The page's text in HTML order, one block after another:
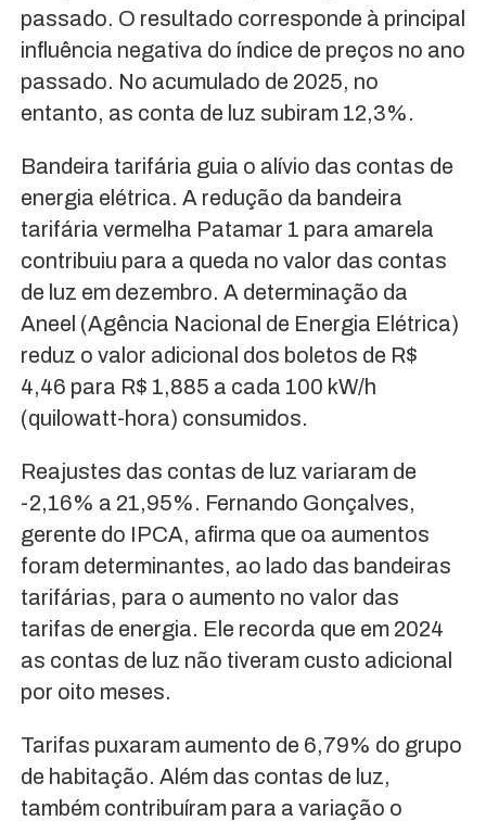
passado. O resultado corresponde à principal
influência negativa do índice de preços no ano
passado. No acumulado de 2025, no
entanto, as conta de luz subiram 12,3%.
Bandeira tarifária guia o alívio das contas de
energia elétrica. A redução da bandeira
tarifária vermelha Patamar 1 para amarela
contribuiu para a queda no valor das contas
de luz em dezembro. A determinação da
Aneel (Agência Nacional de Energia Elétrica)
reduz o valor adicional dos boletos de R$
4,46 para R$ 1,885 a cada 100 kW/h
(quilowatt-hora) consumidos.
Reajustes das contas de luz variaram de
-2,16% a 21,95%. Fernando Gonçalves,
gerente do IPCA, afirma que oa aumentos
foram determinantes, ao lado das bandeiras
tarifárias, para o aumento no valor das
tarifas de energia. Ele recorda que em 2024
as contas de luz não tiveram custo adicional
por oito meses.
Tarifas puxaram aumento de 6,79% do grupo
de habitação. Além das contas de luz,
também contribuíram para a variação o